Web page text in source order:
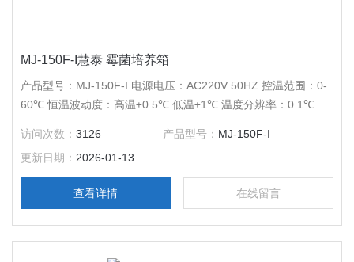
MJ-150F-I慧泰 霉菌培养箱
产品型号：MJ-150F-I 电源电压：AC220V 50HZ 控温范围：0-
60℃ 恒温波动度：高温±0.5℃ 低温±1℃ 温度分辨率：0.1℃ 输
605*625*1350 公称容积：150L 载物托架（标配）：3块 定时范
围：1-9999分钟
访问次数：3126 产品型号： MJ-150F-I
更新日期： 2026-01-13
查看详情 在线留言